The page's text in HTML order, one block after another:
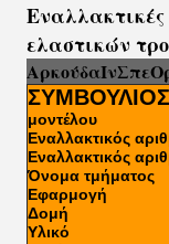
ελαστικών
ΑρκούδαΙνΣπε
μοντέλου
Εναλλακτικός
Εναλλακτικός
Όνομα τμήματος
Εφαρμογή
Δομή
Υλικό